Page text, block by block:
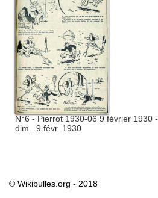
N°6 - Pierrot 1930-06 9 février 1930 -
dim. 9 févr. 1930
© Wikibulles.org - 2018